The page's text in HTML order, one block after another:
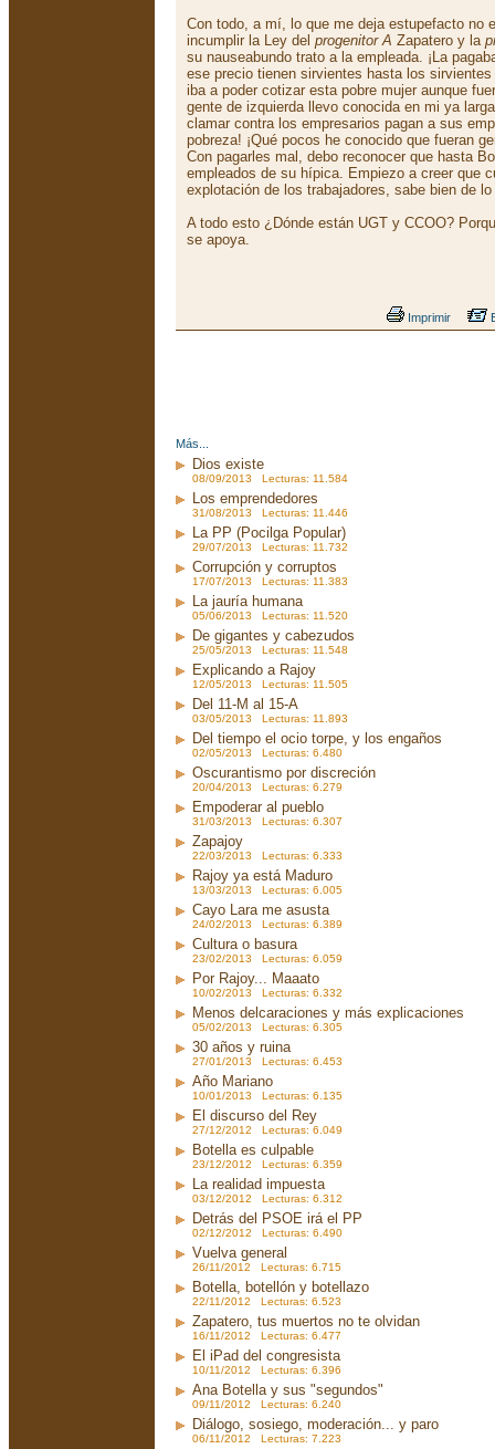
Con todo, a mí, lo que me deja estupefacto no
incumplir la Ley del progenitor A Zapatero y la
su nauseabundo trato a la empleada. ¡La
ese precio tienen sirvientes hasta los
iba a poder cotizar esta pobre mujer aunque
gente de izquierda llevo conocida en mi ya
clamar contra los empresarios pagan a sus
pobreza! ¡Qué pocos he conocido que fueran
Con pagarles mal, debo reconocer que hasta
empleados de su hípica. Empiezo a creer que
explotación de los trabajadores, sabe bien de
A todo esto ¿Dónde están UGT y CCOO?
se apoya.
Imprimir
Más...
Dios existe
08/09/2013 Lecturas: 11.584
Los emprendedores
31/08/2013 Lecturas: 11.446
La PP (Pocilga Popular)
29/07/2013 Lecturas: 11.732
Corrupción y corruptos
17/07/2013 Lecturas: 11.383
La jauría humana
05/06/2013 Lecturas: 11.520
De gigantes y cabezudos
25/05/2013 Lecturas: 11.548
Explicando a Rajoy
12/05/2013 Lecturas: 11.505
Del 11-M al 15-A
03/05/2013 Lecturas: 11.893
Del tiempo el ocio torpe, y los engaños
02/05/2013 Lecturas: 6.480
Oscurantismo por discreción
20/04/2013 Lecturas: 6.279
Empoderar al pueblo
31/03/2013 Lecturas: 6.307
Zapajoy
22/03/2013 Lecturas: 6.333
Rajoy ya está Maduro
13/03/2013 Lecturas: 6.005
Cayo Lara me asusta
24/02/2013 Lecturas: 6.389
Cultura o basura
23/02/2013 Lecturas: 6.059
Por Rajoy... Maaato
10/02/2013 Lecturas: 6.332
Menos delcaraciones y más explicaciones
05/02/2013 Lecturas: 6.305
30 años y ruina
27/01/2013 Lecturas: 6.453
Año Mariano
10/01/2013 Lecturas: 6.135
El discurso del Rey
27/12/2012 Lecturas: 6.049
Botella es culpable
23/12/2012 Lecturas: 6.359
La realidad impuesta
03/12/2012 Lecturas: 6.312
Detrás del PSOE irá el PP
02/12/2012 Lecturas: 6.490
Vuelva general
26/11/2012 Lecturas: 6.715
Botella, botellón y botellazo
22/11/2012 Lecturas: 6.523
Zapatero, tus muertos no te olvidan
16/11/2012 Lecturas: 6.477
El iPad del congresista
10/11/2012 Lecturas: 6.396
Ana Botella y sus "segundos"
09/11/2012 Lecturas: 6.240
Diálogo, sosiego, moderación... y paro
06/11/2012 Lecturas: 7.223